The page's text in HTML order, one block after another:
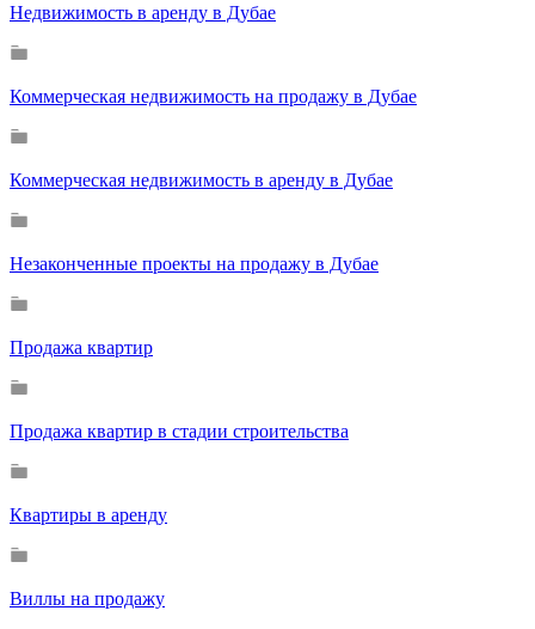
Недвижимость в аренду в Дубае
Коммерческая недвижимость на продажу в Дубае
Коммерческая недвижимость в аренду в Дубае
Незаконченные проекты на продажу в Дубае
Продажа квартир
Продажа квартир в стадии строительства
Квартиры в аренду
Виллы на продажу